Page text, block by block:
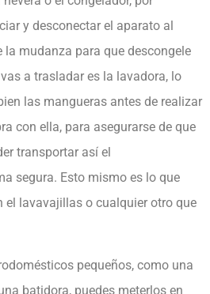
y desconectar el aparato al
la mudanza para que descongele
a trasladar es la lavadora, lo
las mangueras antes de realizar
con ella, para asegurarse de que
transportar así el
segura. Esto mismo es lo que
el lavavajillas o cualquier otro que
pequeños, como una
batidora, puedes meterlos en